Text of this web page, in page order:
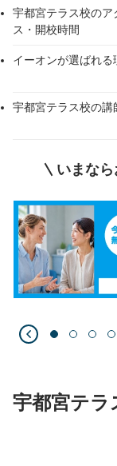
宇都宮テラス校のア
ス・開校時間
イーオンが選ばれる
宇都宮テラス校の講
いまな
宇都宮テラ